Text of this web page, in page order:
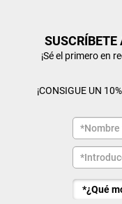
SUSCRÍBETE
¡Sé el primero en
¡CONSIGUE UN